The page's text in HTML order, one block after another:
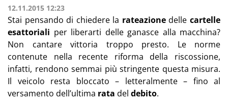
12.11.2015 12:23
Stai pensando di chiedere la rateazionedellecartelle
esattoriali per liberarti delle ganasce alla macchina?
Non cantare vittoria troppo presto. Le norme
contenute nella recente riforma della riscossione,
infatti, rendono semmai più stringente questa misura.
Il veicolo resta bloccato – letteralmente – fino al
versamento dell’ultima rata del debito.